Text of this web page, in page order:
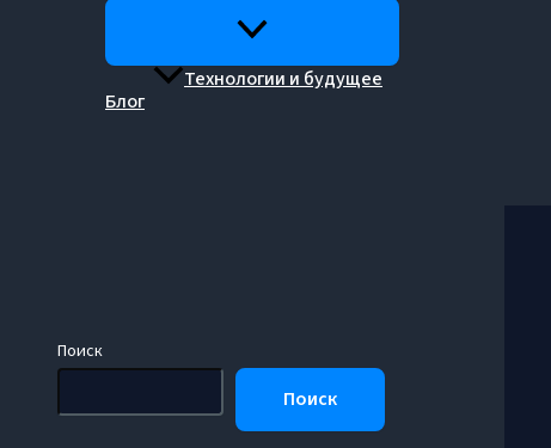
Технологии и будущее
Блог
Поиск
Поиск